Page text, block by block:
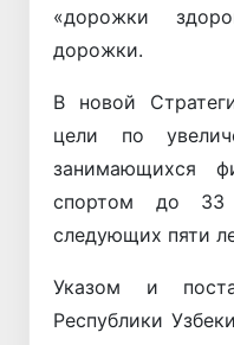
«дорожки
дорожки.
В новой
цели по
занимающихся
спортом до 33
следующих пяти
Указом и
Республики